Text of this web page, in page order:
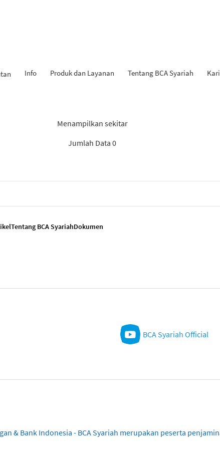
Info Produk dan Layanan Tentang BCA Syariah
Menampilkan sekitar
Jumlah Data 0
Tentang BCA SyariahDokumen
BCA Syariah Official
& Bank Indonesia - BCA Syariah merupakan peserta